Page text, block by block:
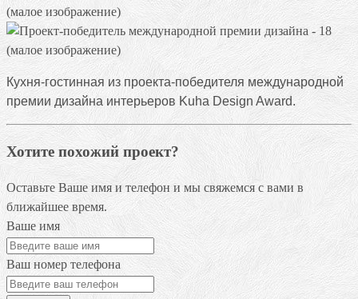
Кухня-гостинная из проекта-победителя международной
премии дизайна интерьеров Kuha Design Award.
Хотите похожий проект?
Оставьте Ваше имя и телефон и мы свяжемся с вами в
ближайшее время.
Ваше имя
Ваш номер телефона